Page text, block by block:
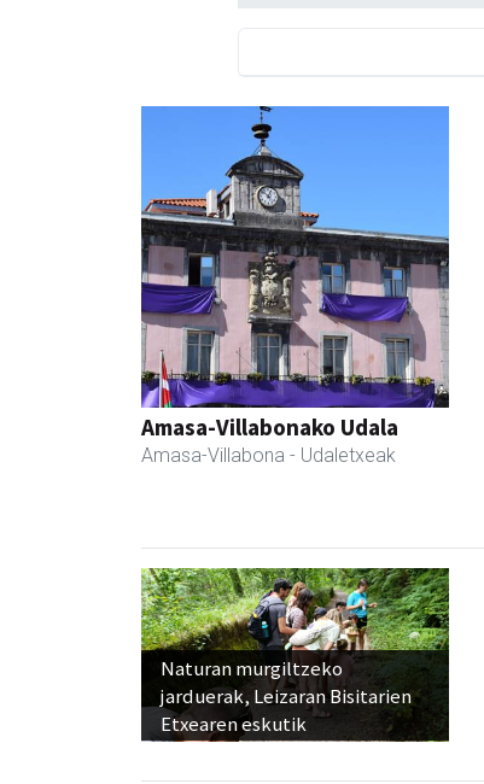
Amasa-Villabonako Udala
Amasa-Villabona - Udaletxeak
Naturan murgiltzeko
jarduerak, Leizaran Bisitarien
Etxearen eskutik